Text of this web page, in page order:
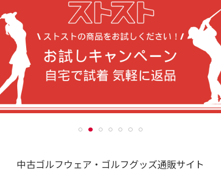
中古ゴルフウェア・ゴルフグッズ通販サイト